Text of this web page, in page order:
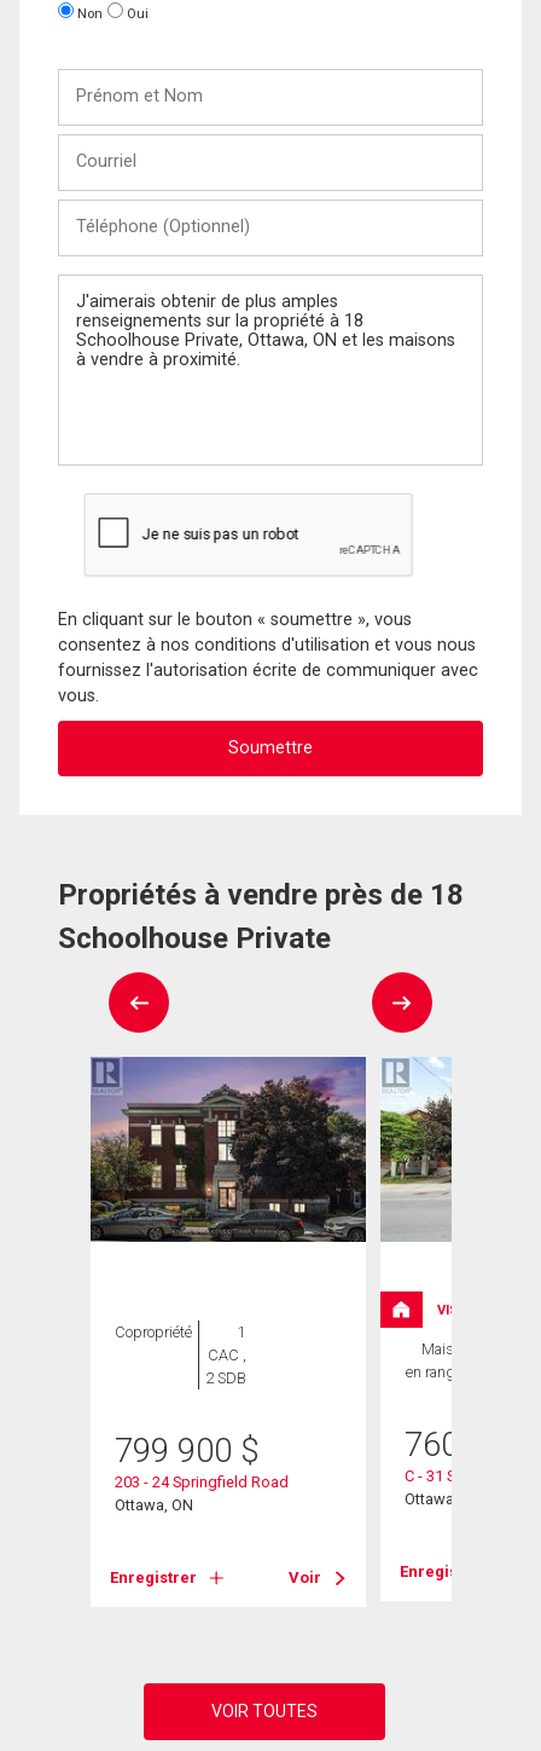
Non Oui
Nom
(Optionnel)
Message
En cliquant sur le bouton « soumettre », vous
consentez à nos conditions d'utilisation et vous nous
fournissez l'autorisation écrite de communiquer avec
vous.
Propriétés à vendre près de 18
Schoolhouse Private
Copropriété
1
CAC ,
2 SDB
799 900 $
203 - 24 Springfield Road
Ottawa, ON
Enregistrer Voir
VISITE LIBRE
Maison
en rangée
760 000
C - 31 Springfield
Ottawa, ON
Enregistrer